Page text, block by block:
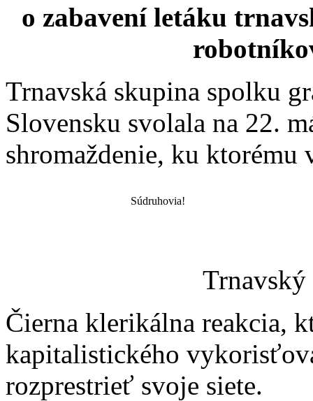
o zabavení letáku
Trnavská skupina spolku
Slovensku svolala na 22.
shromaždenie, ku ktorému
Súdruhovia!
Čierna klerikálna reakcia,
kapitalistického
rozprestrieť svoje siete.